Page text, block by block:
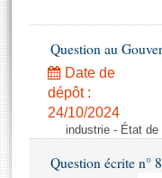
Projets de loi
Propositions de loi
Amendements
Textes adoptés
Rapports
( Constitution |
Histoire
Juniors
Anciennes
Liens vers les
Contacts et plan
Photos libres de
Question au
Date de
dépôt :
24/10/2024
industrie - État de
Question écrite n°